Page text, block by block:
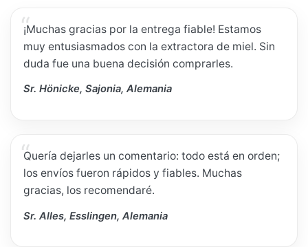
¡Muchas gracias por la entrega fiable! Estamos
muy entusiasmados con la extractora de miel. Sin
duda fue una buena decisión comprarles.
Sr. Hönicke, Sajonia, Alemania
Quería dejarles un comentario: todo está en orden;
los envíos fueron rápidos y fiables. Muchas
gracias, los recomendaré.
Sr. Alles, Esslingen, Alemania